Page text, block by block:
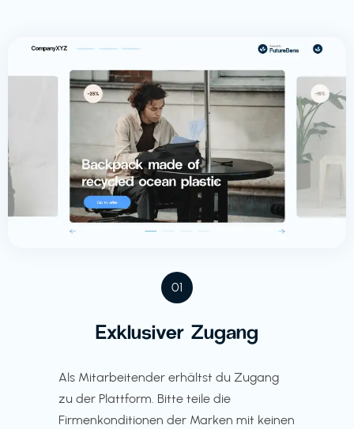
01
Exklusiver Zugang
Als Mitarbeitender erhältst du Zugang
zu der Plattform. Bitte teile die
Firmenkonditionen der Marken mit keinen